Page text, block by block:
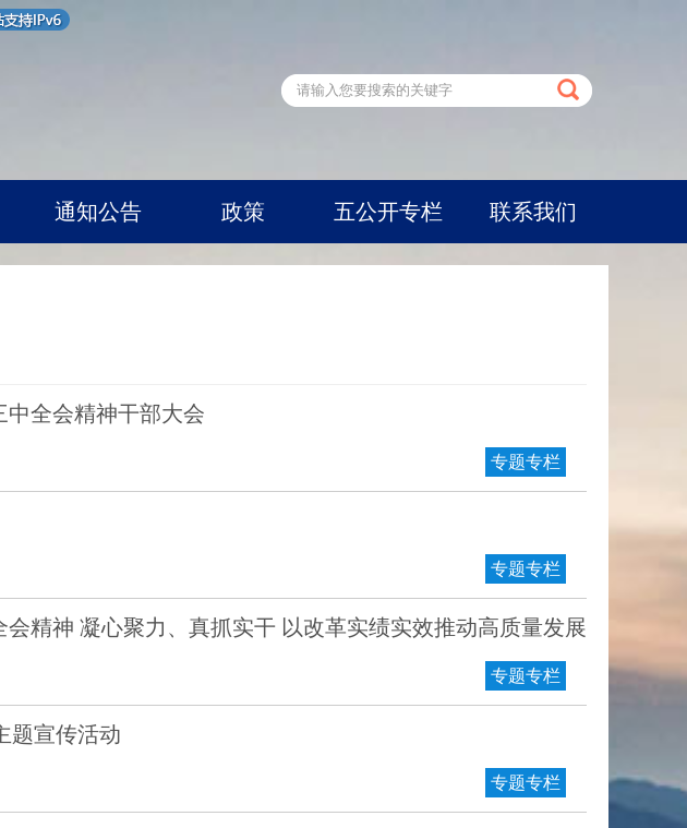
通知公告 政策 五公开专栏 联系我们
全会精神干部大会
专题专栏
专题专栏
精神 凝心聚力、真抓实干 以改革实绩实效推动高质量发展
专题专栏
题宣传活动
专题专栏